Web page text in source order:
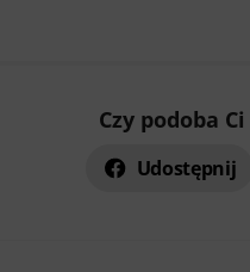
Czy podoba
Udostępnij